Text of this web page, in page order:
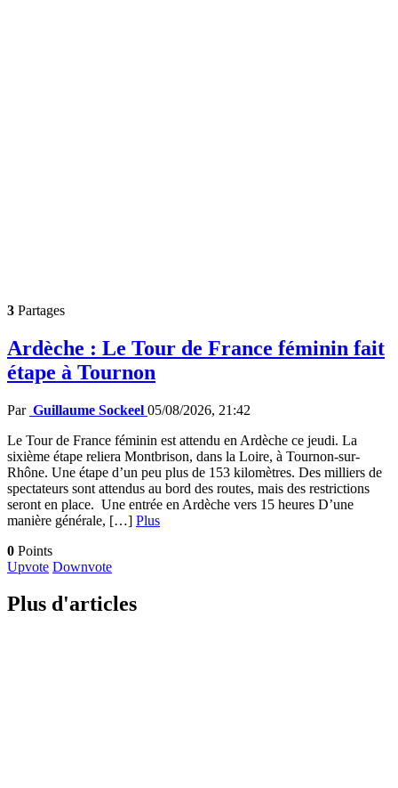
3 Partages
Ardèche : Le Tour de France féminin fait
étape à Tournon
Par Guillaume Sockeel 05/08/2026, 21:42
Le Tour de France féminin est attendu en Ardèche ce jeudi. La
sixième étape reliera Montbrison, dans la Loire, à Tournon-sur-
Rhône. Une étape d’un peu plus de 153 kilomètres. Des milliers de
spectateurs sont attendus au bord des routes, mais des restrictions
seront en place. Une entrée en Ardèche vers 15 heures D’une
manière générale, […] Plus
0 Points
Upvote Downvote
Plus d'articles